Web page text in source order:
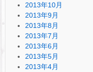
2013年10月
2013年9月
2013年8月
2013年7月
2013年6月
2013年5月
2013年4月